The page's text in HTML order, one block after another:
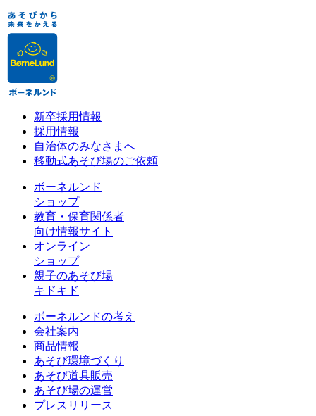
新卒採用情報
採用情報
自治体のみなさまへ
移動式あそび場のご依頼
ボーネルンド
ショップ
教育・保育関係者
向け情報サイト
オンライン
ショップ
親子のあそび場
キドキド
ボーネルンドの考え
会社案内
商品情報
あそび環境づくり
あそび道具販売
あそび場の運営
プレスリリース